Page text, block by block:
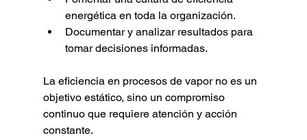
energética en toda la organización.
Documentar y analizar resultados para
tomar decisiones informadas.
La eficiencia en procesos de vapor no es un
objetivo estático, sino un compromiso
continuo que requiere atención y acción
constante.